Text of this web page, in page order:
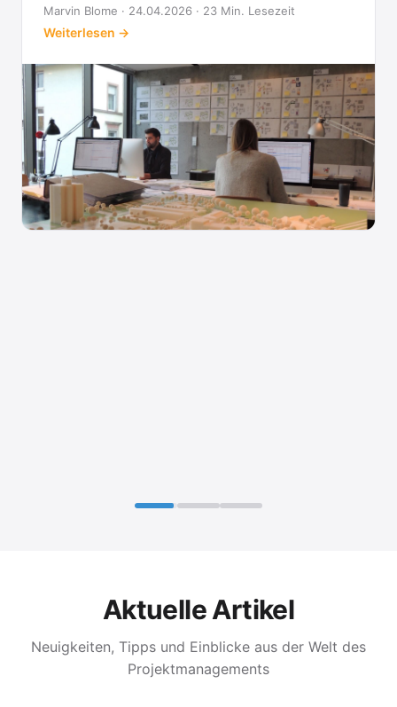
Architekten-FAQ.
Marvin Blome · 24.04.2026 · 23 Min. Lesezeit
Weiterlesen →
Aktuelle Artikel
Neuigkeiten, Tipps und Einblicke aus der Welt des
Projektmanagements